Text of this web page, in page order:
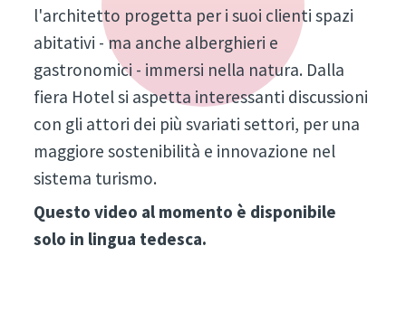
l'architetto progetta per i suoi clienti spazi
abitativi - ma anche alberghieri e
gastronomici - immersi nella natura. Dalla
fiera Hotel si aspetta interessanti discussioni
con gli attori dei più svariati settori, per una
maggiore sostenibilità e innovazione nel
sistema turismo.
Questo video al momento è disponibile
solo in lingua tedesca.